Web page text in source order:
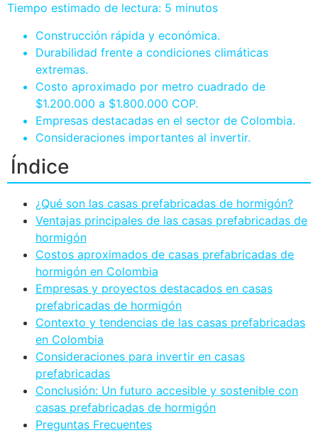
Tiempo estimado de lectura: 5 minutos
Construcción rápida y económica.
Durabilidad frente a condiciones climáticas
extremas.
Costo aproximado por metro cuadrado de
$1.200.000 a $1.800.000 COP.
Empresas destacadas en el sector de Colombia.
Consideraciones importantes al invertir.
Índice
¿Qué son las casas prefabricadas de hormigón?
Ventajas principales de las casas prefabricadas de
hormigón
Costos aproximados de casas prefabricadas de
hormigón en Colombia
Empresas y proyectos destacados en casas
prefabricadas de hormigón
Contexto y tendencias de las casas prefabricadas
en Colombia
Consideraciones para invertir en casas
prefabricadas
Conclusión: Un futuro accesible y sostenible con
casas prefabricadas de hormigón
Preguntas Frecuentes